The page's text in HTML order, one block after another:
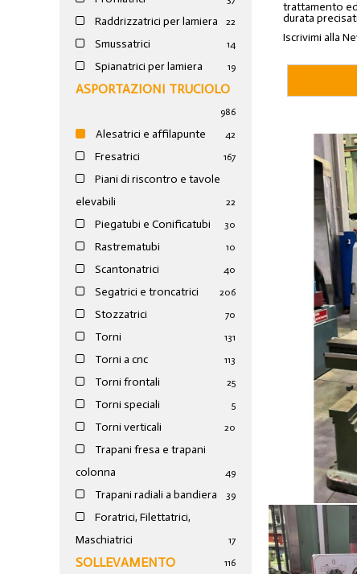
Raddrizzatrici per lamiera 22
Smussatrici 14
Spianatrici per lamiera 19
ASPORTAZIONI TRUCIOLO
986
Alesatrici e affilapunte 42
Fresatrici 167
Piani di riscontro e tavole
elevabili
22
Piegatubi e Conificatubi 30
Rastrematubi 10
Scantonatrici 40
Segatrici e troncatrici 206
Stozzatrici 70
Torni 131
Torni a cnc 113
Torni frontali 25
Torni speciali 5
Torni verticali 20
Trapani fresa e trapani
colonna
49
Trapani radiali a bandiera 39
Foratrici, Filettatrici,
Maschiatrici
17
SOLLEVAMENTO 116
trattamento
durata
Iscrivimi alla